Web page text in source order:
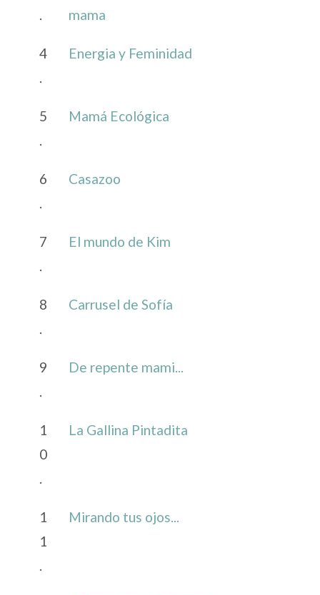
.
mama
4
.
Energia y Feminidad
5
.
Mamá Ecológica
6
.
Casazoo
7
.
El mundo de Kim
8
.
Carrusel de Sofía
9
.
De repente mami...
1
0
.
La Gallina Pintadita
1
1
.
Mirando tus ojos...